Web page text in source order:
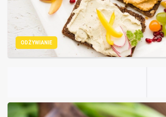
ODŻYWIANIE